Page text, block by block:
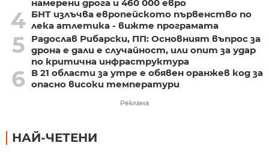
намерени дрога и 460 000 евро
4 БНТ излъчва европейското първенство по
лека атлетика - вижте програмата
5
Радослав Рибарски, ПП: Основният въпрос за
дрона е дали е случайност, или опит за удар
по критична инфраструктура
6
В 21 области за утре е обявен оранжев код за
опасно високи температури
Реклама
НАЙ-ЧЕТЕНИ